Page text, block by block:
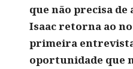
que não precisa de
Isaac retorna ao
primeira
oportunidade que